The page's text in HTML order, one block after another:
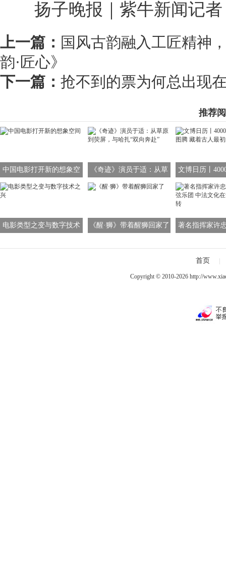
扬子晚报｜紫牛新闻记者
上一篇： 国风古韵融入工匠精神
韵·匠心》
下一篇： 抢不到的票为何总出现
推荐
中国电影打开新的想象空
间
《奇迹》演员于适：从草
原到荧屏，与哈扎“双向奔
文博日历丨
龙图腾 藏着古
象
电影类型之变与数字技术
《醒·狮》带着醒狮回家了
著名指挥家许
舞台流
首页
Copyright © 2010-2026 http://